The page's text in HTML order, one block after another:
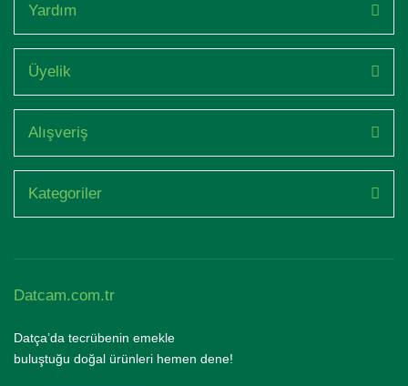
Yardım
Üyelik
Alışveriş
Kategoriler
Datcam.com.tr
Datça’da tecrübenin emekle
buluştuğu doğal ürünleri hemen dene!